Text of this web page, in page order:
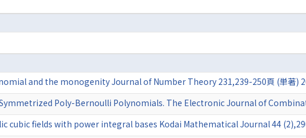
and the monogenity Journal of Number Theory 231,239-250頁 (単著)
Poly-Bernoulli Polynomials. The Electronic Journal of
cubic fields with power integral bases Kodai Mathematical Journal 44